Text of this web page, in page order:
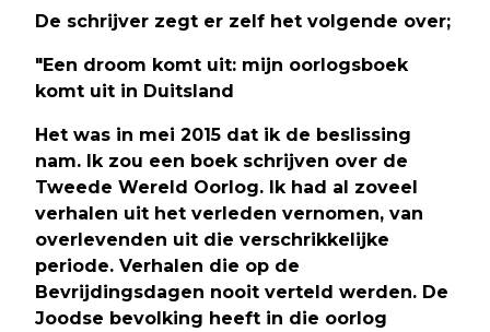
De schrijver zegt er zelf het volgende over;
"Een droom komt uit: mijn oorlogsboek
komt uit in Duitsland
Het was in mei 2015 dat ik de beslissing
nam. Ik zou een boek schrijven over de
Tweede Wereld Oorlog. Ik had al zoveel
verhalen uit het verleden vernomen, van
overlevenden uit die verschrikkelijke
periode. Verhalen die op de
Bevrijdingsdagen nooit verteld werden. De
Joodse bevolking heeft in die oorlog